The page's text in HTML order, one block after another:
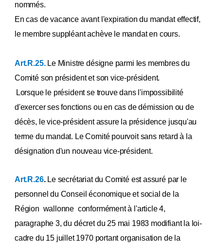
nommés.
En cas de vacance avant l'expiration du mandat effectif,
le membre suppléant achève le mandat en cours.
Art.R.25. Le Ministre désigne parmi les membres du
Comité son président et son vice-président.
Lorsque le président se trouve dans l'impossibilité
d'exercer ses fonctions ou en cas de démission ou de
décès, le vice-président assure la présidence jusqu'au
terme du mandat. Le Comité pourvoit sans retard à la
désignation d'un nouveau vice-président.
Art.R.26. Le secrétariat du Comité est assuré par le
personnel du Conseil économique et social de la
Région wallonne conformément à l'article 4,
paragraphe 3, du décret du 25 mai 1983 modifiant la loi-
cadre du 15 juillet 1970 portant organisation de la